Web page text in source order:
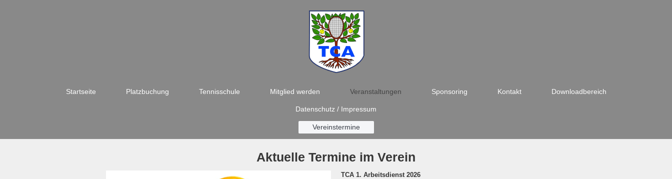
Startseite Platzbuchung Tennisschule Mitglied werden Veranstaltungen Sponsoring Kontakt Downloadbereich
Datenschutz / Impressum
Vereinstermine
Aktuelle Termine im Verein
TCA 1. Arbeitsdienst 2026